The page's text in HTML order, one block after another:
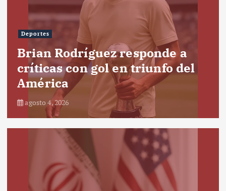
Deportes
Brian Rodríguez responde a
críticas con gol en triunfo del
América
agosto 4, 2026